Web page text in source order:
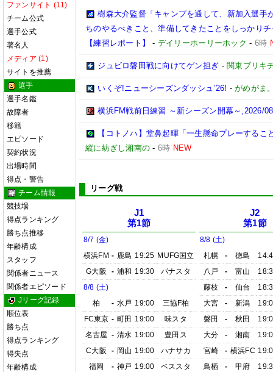
ファンサイト (11)
チーム公式
選手公式
著名人
メディア (1)
サイトを推薦
選手
選手名鑑
故障者
移籍
エピソード
契約状況
出場時間
得点・警告
チーム情報
競技場
得点ランキング
勝ち点推移
年齢構成
スタッフ
関係者ニュース
関係者エピソード
Jリーグ記録
順位表
勝ち点
得点ランキング
得失点
年齢構成
樹森大介監督「キャンプを通して、新加入選手
ちのやるべきこと、準備してきたことをしっかり
【練習レポート】
- デイリーホーリーホック - 6時
ジュビロ磐田戦に向けてゲン担ぎ - 関東ブリキ
いくぞ!ニューシーズンダッシュ’26! -がめがま
横浜FM戦前日練習 ～新シーズン開幕～,2026/
【コトノハ】堂鼻起暉「一生懸命プレーする
縦に紡ぎし湘南の - 6時 NEW
リーグ戦
J1
第1節
8/7 (金)
横浜FM - 鹿島 19:25 MUFG国立
G大阪
- 浦和 19:30
パナスタ
8/8 (土)
柏
- 水戸 19:00
三協F柏
FC東京 - 町田 19:00
味スタ
名古屋 - 清水 19:00
豊田ス
C大阪
- 岡山 19:00
ハナサカ
福岡
- 神戸 19:00
ベススタ
J2
第1節
8/8 (土)
札幌
- 徳島
八戸
- 富山
藤枝
- 仙台
大宮
- 新潟
磐田
- 秋田
大分
- 湘南
宮崎
- 横浜FC
鳥栖
- 甲府